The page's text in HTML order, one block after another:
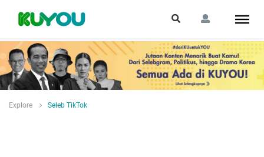
Explore Seleb TikTok